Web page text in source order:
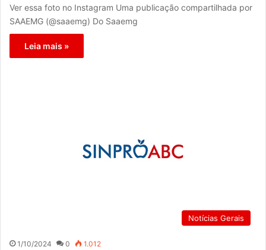
Ver essa foto no Instagram Uma publicação compartilhada por
SAAEMG (@saaemg) Do Saaemg
Leia mais »
Notícias Gerais
1/10/2024 0 1.012